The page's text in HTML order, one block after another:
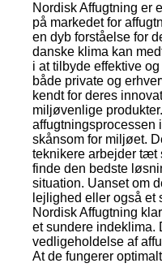
Nordisk Affugtning er
på markedet for
en dyb forståelse for
danske klima kan
i at tilbyde effektive
både private og
kendt for deres
miljøvenlige
affugtningsprocessen
skånsom for miljøet.
teknikere arbejder tæt
finde den bedste
situation. Uanset om
lejlighed eller også et
Nordisk Affugtning
et sundere
vedligeholdelse af
At de fungerer